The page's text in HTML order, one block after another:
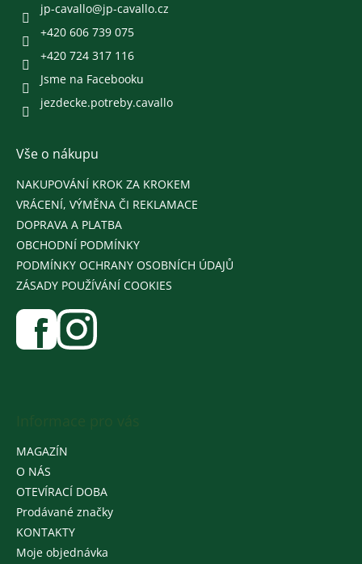
jp-cavallo@jp-cavallo.cz
+420 606 739 075
+420 724 317 116
Jsme na Facebooku
jezdecke.potreby.cavallo
Vše o nákupu
NAKUPOVÁNÍ KROK ZA KROKEM
VRÁCENÍ, VÝMĚNA ČI REKLAMACE
DOPRAVA A PLATBA
OBCHODNÍ PODMÍNKY
PODMÍNKY OCHRANY OSOBNÍCH ÚDAJŮ
ZÁSADY POUŽÍVÁNÍ COOKIES
MAGAZÍN
O NÁS
OTEVÍRACÍ DOBA
Prodávané značky
KONTAKTY
Moje objednávka